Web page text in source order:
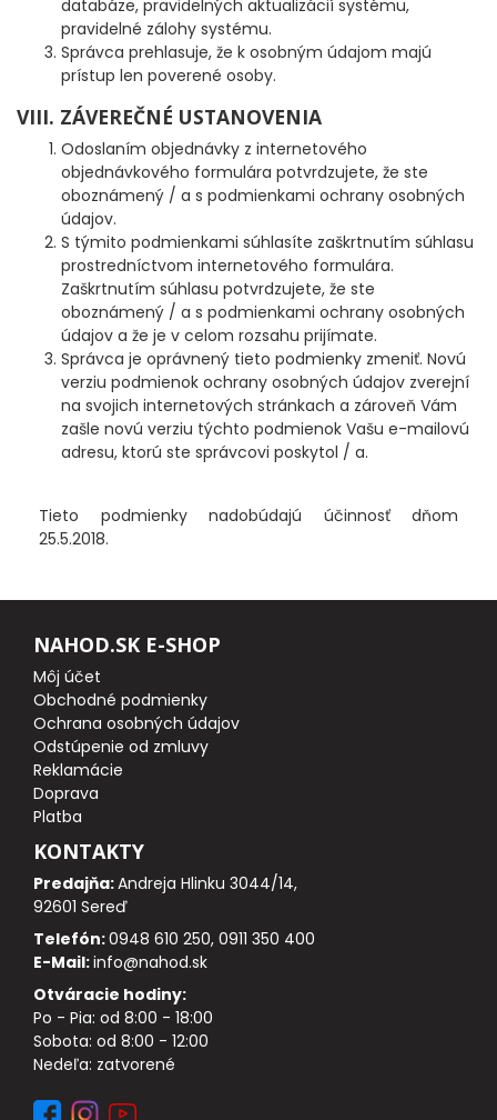
databáze, pravidelných aktualizácií systému,
pravidelné zálohy systému.
Správca prehlasuje, že k osobným údajom majú
prístup len poverené osoby.
VIII. ZÁVEREČNÉ USTANOVENIA
Odoslaním objednávky z internetového
objednávkového formulára potvrdzujete, že ste
oboznámený / a s podmienkami ochrany osobných
údajov.
S týmito podmienkami súhlasíte zaškrtnutím súhlasu
prostredníctvom internetového formulára.
Zaškrtnutím súhlasu potvrdzujete, že ste
oboznámený / a s podmienkami ochrany osobných
údajov a že je v celom rozsahu prijímate.
Správca je oprávnený tieto podmienky zmeniť. Novú
verziu podmienok ochrany osobných údajov zverejní
na svojich internetových stránkach a zároveň Vám
zašle novú verziu týchto podmienok Vašu e-mailovú
adresu, ktorú ste správcovi poskytol / a.
Tieto podmienky nadobúdajú účinnosť dňom
25.5.2018.
NAHOD.SK E-SHOP
Môj účet
Obchodné podmienky
Ochrana osobných údajov
Odstúpenie od zmluvy
Reklamácie
Doprava
Platba
KONTAKTY
Predajňa:Andreja Hlinku 3044/14,
92601 Sereď
Telefón:0948 610 250, 0911 350 400
E-Mail:info@nahod.sk
Otváracie hodiny:
Po - Pia: od 8:00 - 18:00
Sobota: od 8:00 - 12:00
Nedeľa: zatvorené
RYBÁRSKE DOPLNKY
HYGIENA
Hotové jedlá
STOJANY A HLÁSIČE
STOJANY
VIDLIČKY, ZAVRTÁVAČKY
HRAZDY
ROHATINKY, KONCOVKY, PODPERY
SADY SIGNALIZÁTOROV
PLAVÁKY A BÓJKY
DOPLNKY K STOJANOM, SIGNALIZÁTOROM
NÁSTRAHY
DIPY, POSILOVAČE, PASTY